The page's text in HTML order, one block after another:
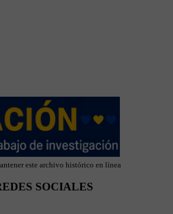
este archivo histórico en línea
SOCIALES